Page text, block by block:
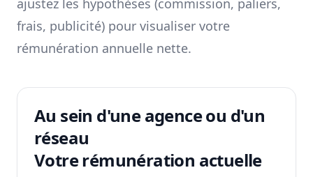
ajustez les hypothèses (commission, paliers,
frais, publicité) pour visualiser votre
rémunération annuelle nette.
Au sein d'une agence ou d'un
réseau
Votre rémunération actuelle